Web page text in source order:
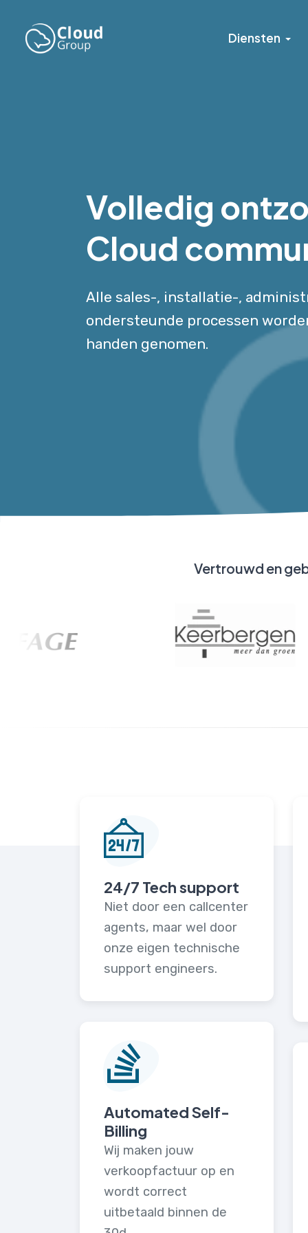
Diensten
Volledig
Cloud
Alle sales-, installatie-,
ondersteunde processen
handen genomen.
Vertrouwd en
24/7 Tech support
Niet door een callcenter
agents, maar wel door
onze eigen technische
support engineers.
Automated Self-
Billing
Wij maken jouw
verkoopfactuur op en
wordt correct
uitbetaald binnen de